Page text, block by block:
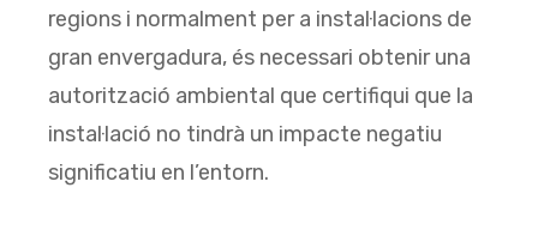
regions i normalment per a instal·lacions de
gran envergadura, és necessari obtenir una
autorització ambiental que certifiqui que la
instal·lació no tindrà un impacte negatiu
significatiu en l’entorn.